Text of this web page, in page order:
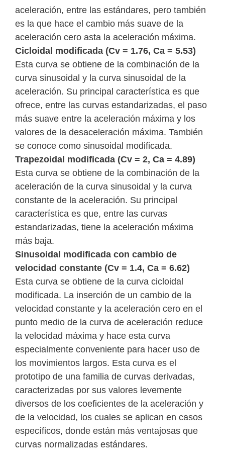
aceleración, entre las estándares, pero también
es la que hace el cambio más suave de la
aceleración cero asta la aceleración máxima.
Cicloidal modificada (Cv = 1.76, Ca = 5.53)
Esta curva se obtiene de la combinación de la
curva sinusoidal y la curva sinusoidal de la
aceleración. Su principal característica es que
ofrece, entre las curvas estandarizadas, el paso
más suave entre la aceleración máxima y los
valores de la desaceleración máxima. También
se conoce como sinusoidal modificada.
Trapezoidal modificada (Cv = 2, Ca = 4.89)
Esta curva se obtiene de la combinación de la
aceleración de la curva sinusoidal y la curva
constante de la aceleración. Su principal
característica es que, entre las curvas
estandarizadas, tiene la aceleración máxima
más baja.
Sinusoidal modificada con cambio de
velocidad constante (Cv = 1.4, Ca = 6.62)
Esta curva se obtiene de la curva cicloidal
modificada. La inserción de un cambio de la
velocidad constante y la aceleración cero en el
punto medio de la curva de aceleración reduce
la velocidad máxima y hace esta curva
especialmente conveniente para hacer uso de
los movimientos largos. Esta curva es el
prototipo de una familia de curvas derivadas,
caracterizadas por sus valores levemente
diversos de los coeficientes de la aceleración y
de la velocidad, los cuales se aplican en casos
específicos, donde están más ventajosas que
curvas normalizadas estándares.